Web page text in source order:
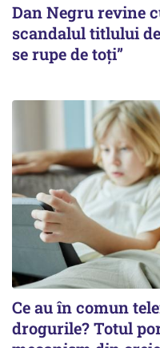
Dan Negru revine
scandalul titlului
se rupe de toți”
Ce au în comun
drogurile? Totul